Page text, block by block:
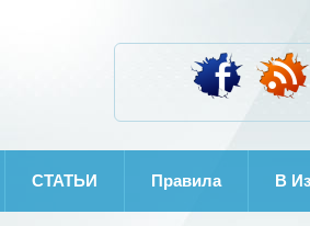
СТАТЬИ Правила B